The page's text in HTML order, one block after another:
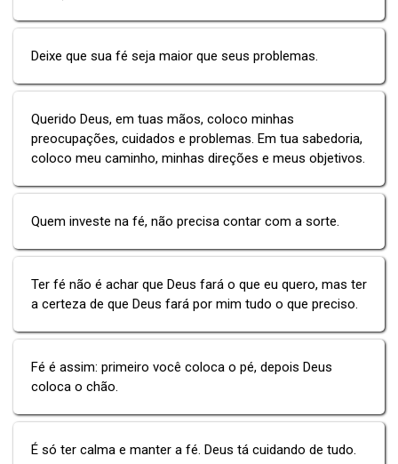
Deixe que sua fé seja maior que seus problemas.
Querido Deus, em tuas mãos, coloco minhas
preocupações, cuidados e problemas. Em tua sabedoria,
coloco meu caminho, minhas direções e meus objetivos.
Quem investe na fé, não precisa contar com a sorte.
Ter fé não é achar que Deus fará o que eu quero, mas ter
a certeza de que Deus fará por mim tudo o que preciso.
Fé é assim: primeiro você coloca o pé, depois Deus
coloca o chão.
É só ter calma e manter a fé. Deus tá cuidando de tudo.